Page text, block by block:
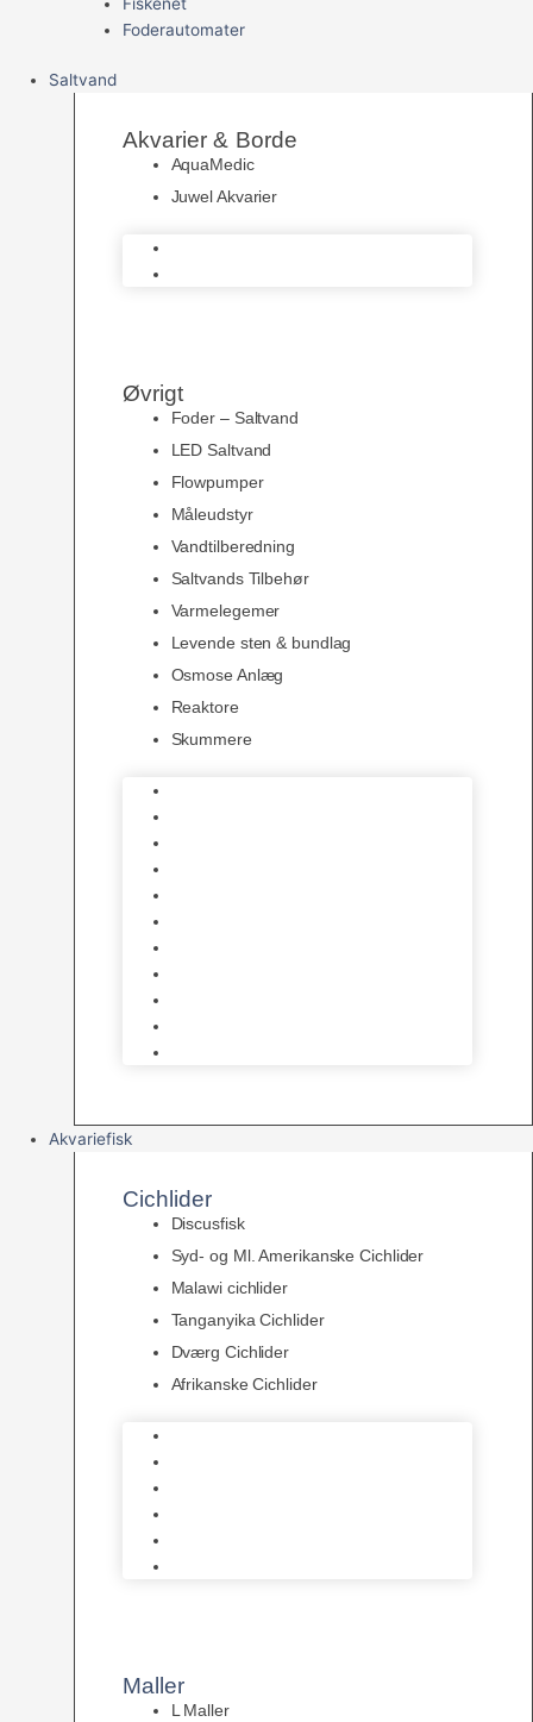
Foderautomater
Saltvand
Akvarier & Borde
AquaMedic
Juwel Akvarier
Øvrigt
Foder – Saltvand
LED Saltvand
Flowpumper
Måleudstyr
Vandtilberedning
Saltvands Tilbehør
Varmelegemer
Levende sten & bundlag
Osmose Anlæg
Reaktore
Skummere
Akvariefisk
Cichlider
Discusfisk
Syd- og Ml. Amerikanske Cichlider
Malawi cichlider
Tanganyika Cichlider
Dværg Cichlider
Afrikanske Cichlider
Maller
L Maller